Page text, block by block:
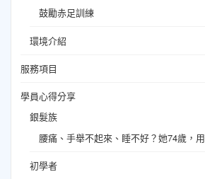
鼓勵赤足訓練
環境介紹
服務項目
學員心得分享
銀髮族
腰痛、手舉不起來、睡不好？她74歲，
初學者